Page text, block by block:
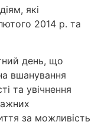
які
2014 р. та
день, що
вшанування
та увічнення
за можливість